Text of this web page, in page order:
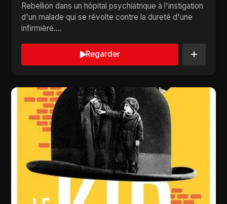
Rebellion dans un hôpital psychiatrique à l'instigation
d'un malade qui se révolte contre la dureté d'une
infirmière....
Regarder